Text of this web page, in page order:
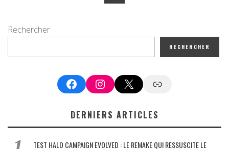
Rechercher
RECHERCHER
FacebookInstagram
X Google News
DERNIERS ARTICLES
TEST HALO CAMPAIGN EVOLVED : LE REMAKE QUI RESSUSCITE LE